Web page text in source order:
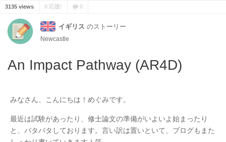
3135 views 0 応援! 0
イギリス のストーリー
Newcastle
An Impact Pathway (AR4D)
みなさん、こんにちは！めぐみです。
最近は試験があったり、修士論文の準備がいよいよ始まったり
と、バタバタしております。言い訳は置いといて、ブログもまた